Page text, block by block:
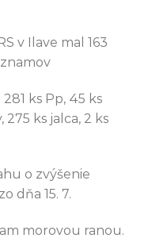
v Ilave mal 163
ks Pp, 45 ks
275 ks jalca, 2 ks
o zvýšenie
dňa 15. 7.
morovou ranou.